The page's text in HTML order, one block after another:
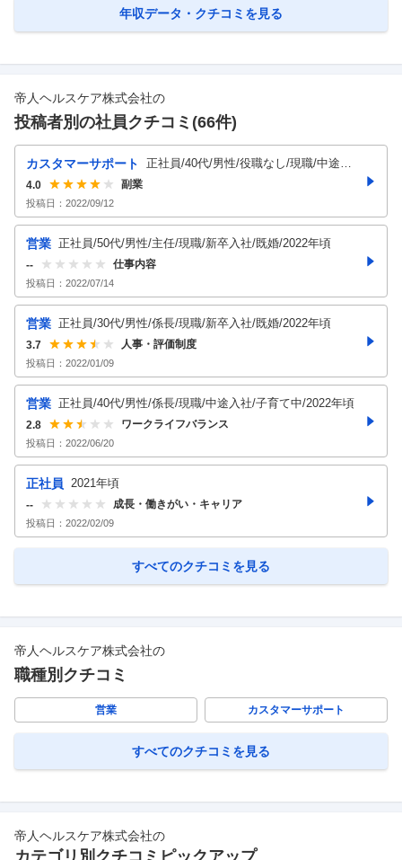
年収データ・クチコミを見る
帝人ヘルスケア株式会社の
投稿者別の社員クチコミ(66件)
カスタマーサポート
正社員/40代/男性/役職なし/現職/中途入
4.0 副業
投稿日： 2022/09/12
営業 正社員/50代/男性/主任/現職/新卒入社/既婚/2022年頃
-- 仕事内容
投稿日： 2022/07/14
営業 正社員/30代/男性/係長/現職/新卒入社/既婚/2022年頃
3.7 人事・評価制度
投稿日： 2022/01/09
営業 正社員/40代/男性/係長/現職/中途入社/子育て中/2022年頃
2.8 ワークライフバランス
投稿日： 2022/06/20
正社員 2021年頃
-- 成長・働きがい・キャリア
投稿日： 2022/02/09
すべてのクチコミを見る
帝人ヘルスケア株式会社の
職種別クチコミ
営業 カスタマーサポート
すべてのクチコミを見る
帝人ヘルスケア株式会社の
カテゴリ別クチコミピックアップ